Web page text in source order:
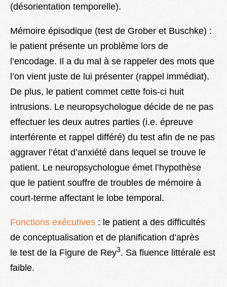
(désorientation temporelle).
Mémoire épisodique (test de Grober et Buschke) :
le patient présente un problème lors de
l’encodage. Il a du mal à se rappeler des mots que
l’on vient juste de lui présenter (rappel immédiat).
De plus, le patient commet cette fois-ci huit
intrusions. Le neuropsychologue décide de ne pas
effectuer les deux autres parties (i.e. épreuve
interférente et rappel différé) du test afin de ne pas
aggraver l’état d’anxiété dans lequel se trouve le
patient. Le neuropsychologue émet l’hypothèse
que le patient souffre de troubles de mémoire à
court-terme affectant le lobe temporal.
Fonctions exécutives : le patient a des difficultés
de conceptualisation et de planification d’après
le test de la Figure de Rey3. Sa fluence littérale est
faible.